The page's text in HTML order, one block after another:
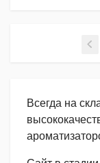
Всегда на